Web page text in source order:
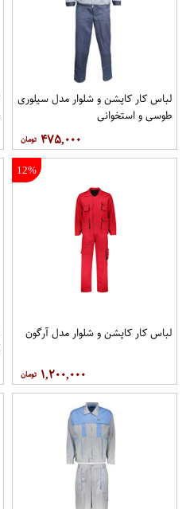
لباس کار کاپشن و شلوار مدل سيلوری
طوسی و استخوانی
۴۷۵,۰۰۰
12%
لباس کار کاپشن و شلوار مدل آرگون
۱,۲۰۰,۰۰۰